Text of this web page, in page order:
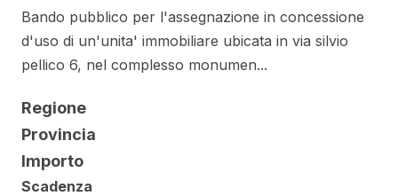
Bando pubblico per l'assegnazione in concessione
d'uso di un'unita' immobiliare ubicata in via silvio
pellico 6, nel complesso monumen...
Regione
Provincia
Importo
Scadenza